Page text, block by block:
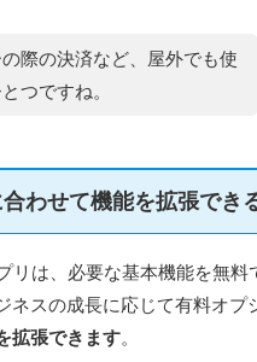
際の決済など、屋外でも使
つですね。
わせて機能を拡張でき
リは、必要な基本機能を無料
ネスの成長に応じて有料オプ
拡張できます。